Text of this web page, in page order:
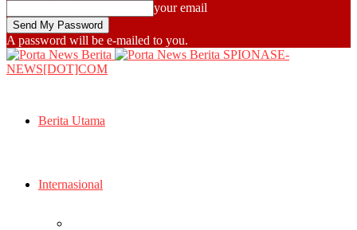
your email
A password will be e-mailed to you.
SPIONASE-
NEWS[DOT]COM
Berita Utama
Internasional